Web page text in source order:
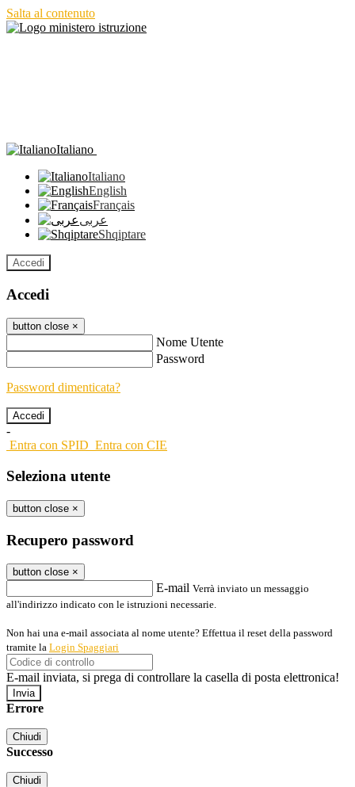
Salta al contenuto
Italiano
Italiano
English
Français
عربى
Shqiptare
Accedi
Accedi
button close ×
Nome Utente
Password
Password dimenticata?
-
Entra con SPID Entra con CIE
Seleziona utente
button close ×
Recupero password
button close ×
E-mail Verrà inviato un messaggio
all'indirizzo indicato con le istruzioni necessarie.
Non hai una e-mail associata al nome utente? Effettua il reset della password
tramite la Login Spaggiari
E-mail inviata, si prega di controllare la casella di posta elettronica!
Errore
Chiudi
Successo
Chiudi